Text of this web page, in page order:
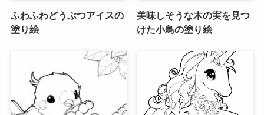
ふわふわどうぶつアイスの
塗り絵
美味しそうな木の実を見つ
けた小鳥の塗り絵